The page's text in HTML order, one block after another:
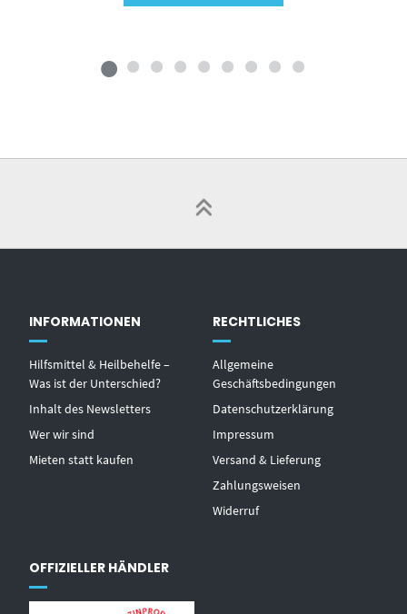
INFORMATIONEN
Hilfsmittel & Heilbehelfe –
Was ist der Unterschied?
Inhalt des Newsletters
Wer wir sind
Mieten statt kaufen
RECHTLICHES
Allgemeine
Geschäftsbedingungen
Datenschutzerklärung
Impressum
Versand & Lieferung
Zahlungsweisen
Widerruf
OFFIZIELLER HÄNDLER